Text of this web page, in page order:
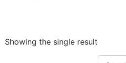
Showing the single result